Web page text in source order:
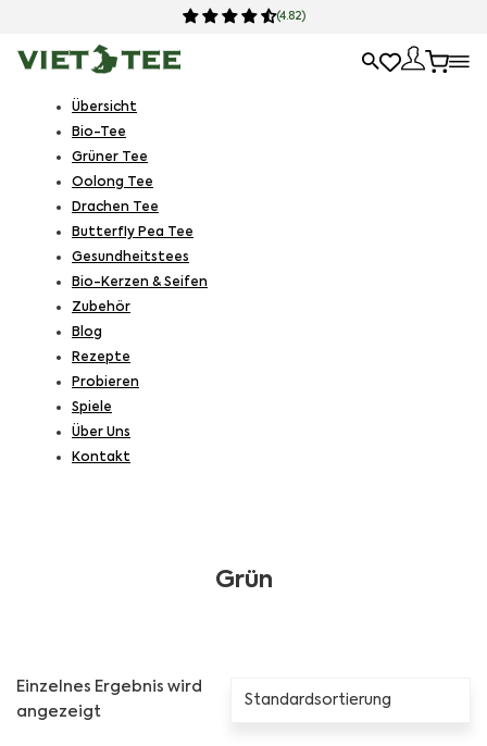
(4.82)
Übersicht
Bio-Tee
Grüner Tee
Oolong Tee
Drachen Tee
Butterfly Pea Tee
Gesundheitstees
Bio-Kerzen & Seifen
Zubehör
Blog
Rezepte
Probieren
Spiele
Über Uns
Kontakt
Grün
Einzelnes Ergebnis wird
angezeigt